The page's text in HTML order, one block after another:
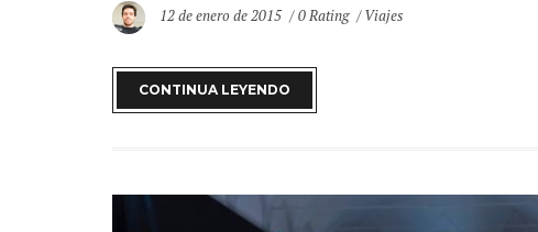
12 de enero de 2015 0 Rating Viajes
CONTINUA LEYENDO